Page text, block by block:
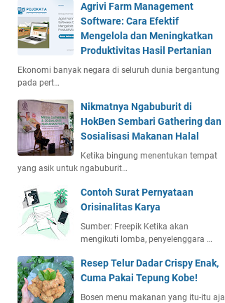
Agrivi Farm Management
Software: Cara Efektif
Mengelola dan Meningkatkan
Produktivitas Hasil Pertanian
Ekonomi banyak negara di seluruh dunia bergantung
pada pert…
Nikmatnya Ngabuburit di
HokBen Sembari Gathering dan
Sosialisasi Makanan Halal
Ketika bingung menentukan tempat
yang asik untuk ngabuburit…
Contoh Surat Pernyataan
Orisinalitas Karya
Sumber: Freepik Ketika akan
mengikuti lomba, penyelenggara …
Resep Telur Dadar Crispy Enak,
Cuma Pakai Tepung Kobe!
Bosen menu makanan yang itu-itu aja